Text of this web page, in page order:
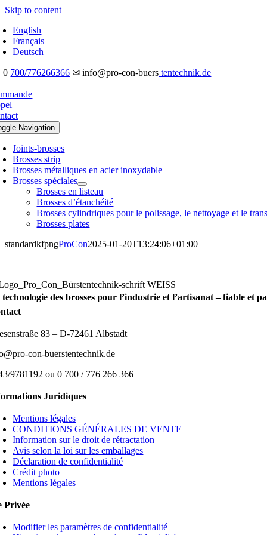
Skip to content
English
Français
Deutsch
700/776266366 ✉ info@pro-con-buers tentechnik.de
Navigation
Joints-brosses
Brosses strip
Brosses métalliques en acier inoxydable
Brosses spéciales
Brosses en listeau
Brosses d’étanchéité
Brosses cylindriques pour le polissage, le nettoyage et le
Brosses plates
standardkfpngProCon2025-01-20T13:24:06+01:00
des brosses pour l’industrie et l’artisanat – fiable et
83 – D-72461 Albstadt
con-buerstentechnik.de
9781192 ou 0 700 / 776 266 366
Juridiques
Mentions légales
CONDITIONS GÉNÉRALES DE VENTE
Information sur le droit de rétractation
Avis selon la loi sur les emballages
Déclaration de confidentialité
Crédit photo
Mentions légales
Privée
Modifier les paramètres de confidentialité